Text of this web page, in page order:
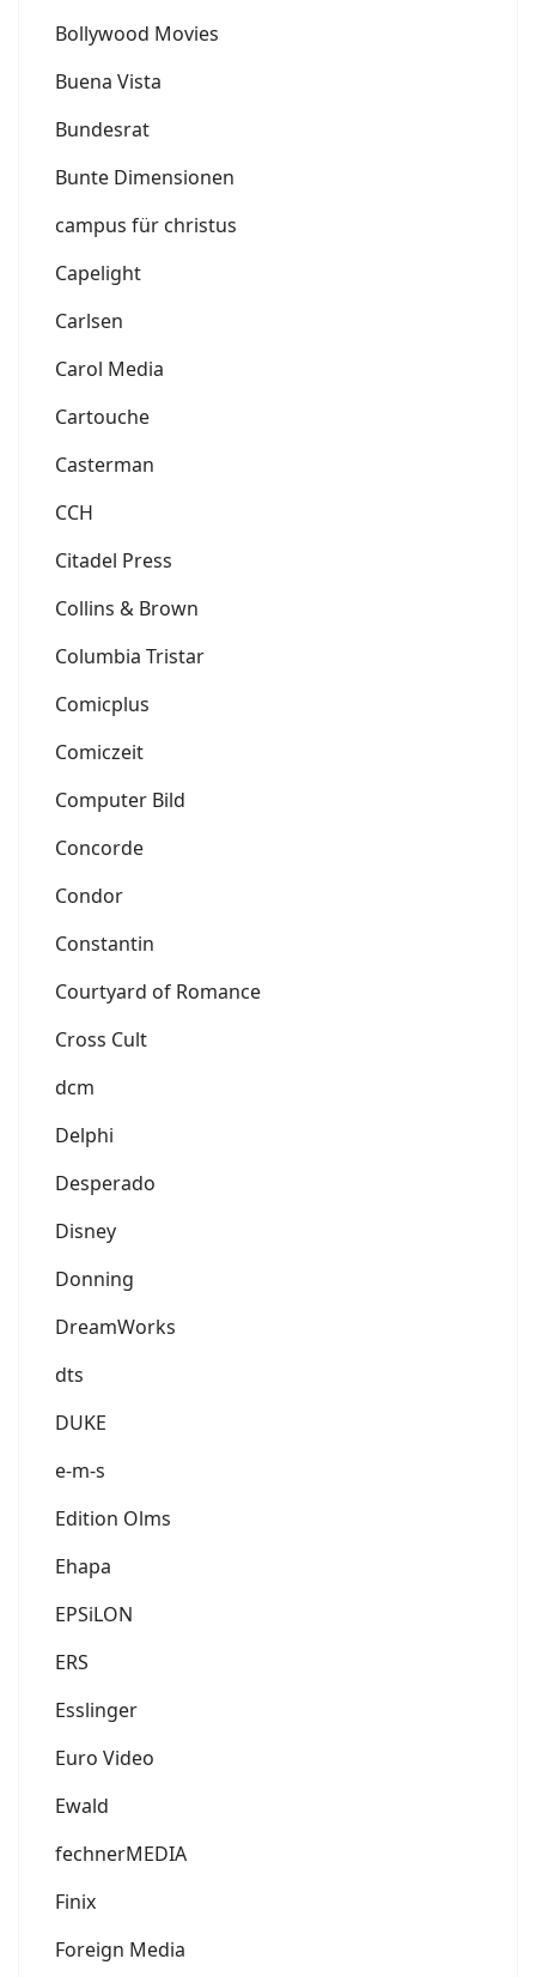
Bollywood Movies
Buena Vista
Bundesrat
Bunte Dimensionen
campus für christus
Capelight
Carlsen
Carol Media
Cartouche
Casterman
CCH
Citadel Press
Collins & Brown
Columbia Tristar
Comicplus
Comiczeit
Computer Bild
Concorde
Condor
Constantin
Courtyard of Romance
Cross Cult
dcm
Delphi
Desperado
Disney
Donning
DreamWorks
dts
DUKE
e-m-s
Edition Olms
Ehapa
EPSiLON
ERS
Esslinger
Euro Video
Ewald
fechnerMEDIA
Finix
Foreign Media